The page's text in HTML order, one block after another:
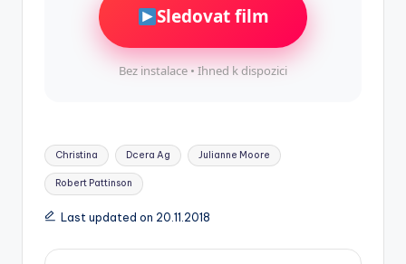
Sledovat film
Bez instalace • Ihned k dispozici
Tags:
Christina Dcera Ag Julianne Moore
Robert Pattinson
Last updated on 20.11.2018